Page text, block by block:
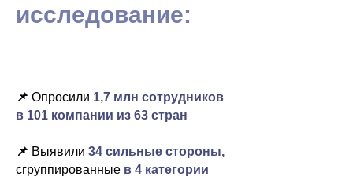
исследование:
📌 Опросили 1,7 млн сотрудников
в 101 компании из 63 стран
📌 Выявили 34 сильные стороны,
сгруппированные в 4 категории